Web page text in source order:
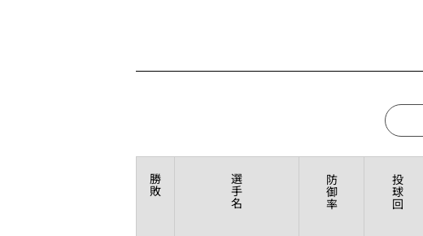
勝
敗
選
手
名
防
御
率
投
球
回